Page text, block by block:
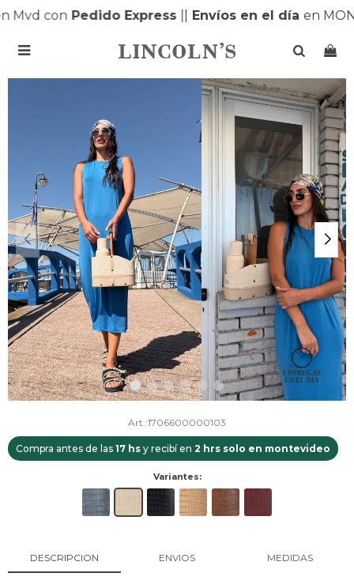
Mvd conPedido Express|| Envíos en el díaen

1706600000103
Compra antes de las 17 hs y recibí en 2 hrs solo en montevideo
Variantes:
DESCRIPCION ENVIOS MEDIDAS